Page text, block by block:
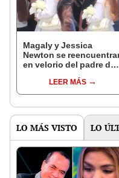
Magaly y Jessica
Newton se
en velorio del padre de
diferenciasLEER MÁS
LO MÁS VISTO LO